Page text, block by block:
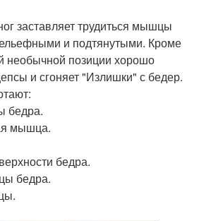
заставляет трудиться мышцы
и подтянутыми. Кроме
необычной позиции хорошо
и сгоняет "Излишки" с бедер.
бедра.
мышца.
бедра.
бедра.